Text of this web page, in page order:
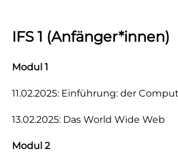
IFS 1 (Anfänger*innen)
Modul 1
11.02.2025: Einführung: der
13.02.2025: Das World Wide Web
Modul 2